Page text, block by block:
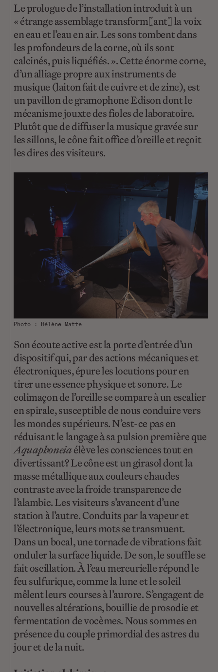
Le prologue de l’installation introduit à un
« étrange assemblage transform[ant] la voix
en eau et l’eau en air. Les sons tombent dans
les profondeurs de la corne, où ils sont
calcinés, puis liquéfiés. ». Cette énorme corne,
d’un alliage propre aux instruments de
musique (laiton fait de cuivre et de zinc), est
un pavillon de gramophone Edison dont le
mécanisme jouxte des fioles de laboratoire.
Plutôt que de diffuser la musique gravée sur
les sillons, le cône fait office d’oreille et reçoit
les dires des visiteurs.
Photo : Hélène Matte
Son écoute active est la porte d’entrée d’un
dispositif qui, par des actions mécaniques et
électroniques, épure les locutions pour en
tirer une essence physique et sonore. Le
colimaçon de l’oreille se compare à un escalier
en spirale, susceptible de nous conduire vers
les mondes supérieurs. N’est-ce pas en
réduisant le langage à sa pulsion première que
Aquaphoneiaélève les consciences tout en
divertissant? Le cône est un girasol dont la
masse métallique aux couleurs chaudes
contraste avec la froide transparence de
l’alambic. Les visiteurs s’avancent d’une
station à l’autre. Conduits par la vapeur et
l’électronique, leurs mots se transmuent.
Dans un bocal, une tornade de vibrations fait
onduler la surface liquide. De son, le souffle se
fait oscillation. À l’eau mercurielle répond le
feu sulfurique, comme la lune et le soleil
mêlent leurs courses à l’aurore. S’engagent de
nouvelles altérations, bouillie de prosodie et
fermentation de vocèmes. Nous sommes en
présence du couple primordial des astres du
jour et de la nuit.